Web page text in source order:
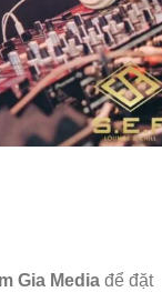
Gia Media để đặt